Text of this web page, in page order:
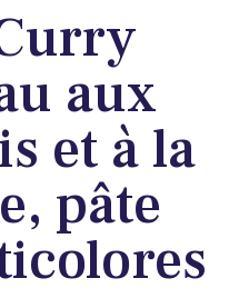
aux
et à la
pâte